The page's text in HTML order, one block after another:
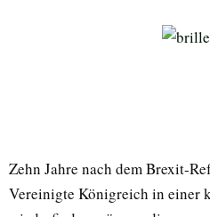
Zehn Jahre nach dem Brexit-
Vereinigte Königreich in einer